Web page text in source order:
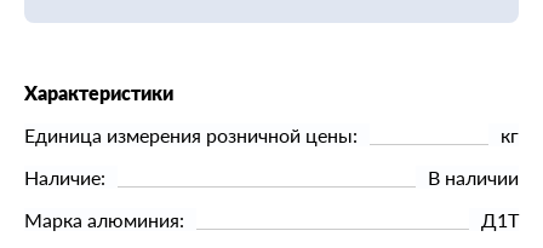
Характеристики
Единица измерения розничной цены:
кг
Наличие:
В наличии
Марка алюминия:
Д1Т